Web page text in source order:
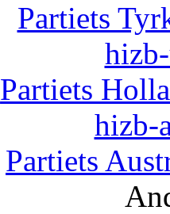
Partiets
Partiets
hizb-
Partiets